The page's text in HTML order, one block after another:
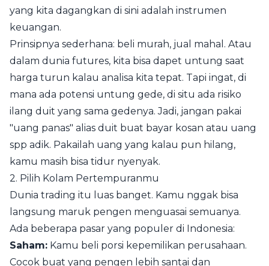
yang kita dagangkan di sini adalah instrumen
keuangan.
Prinsipnya sederhana: beli murah, jual mahal. Atau
dalam dunia futures, kita bisa dapet untung saat
harga turun kalau analisa kita tepat. Tapi ingat, di
mana ada potensi untung gede, di situ ada risiko
ilang duit yang sama gedenya. Jadi, jangan pakai
"uang panas" alias duit buat bayar kosan atau uang
spp adik. Pakailah uang yang kalau pun hilang,
kamu masih bisa tidur nyenyak.
2. Pilih Kolam Pertempuranmu
Dunia trading itu luas banget. Kamu nggak bisa
langsung maruk pengen menguasai semuanya.
Ada beberapa pasar yang populer di Indonesia:
Saham: Kamu beli porsi kepemilikan perusahaan.
Cocok buat yang pengen lebih santai dan